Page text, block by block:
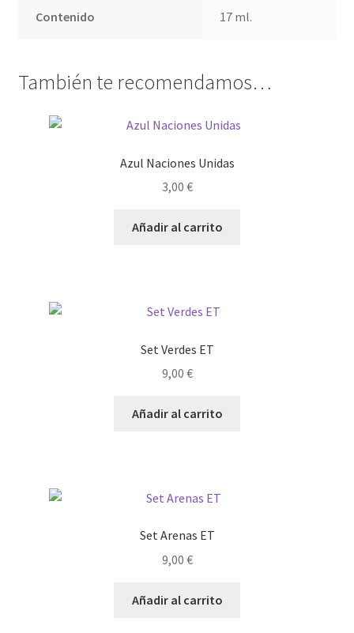
Contenido 17 ml.
También te recomendamos…
Azul Naciones Unidas
3,00 €
Añadir al carrito
Set Verdes ET
9,00 €
Añadir al carrito
Set Arenas ET
9,00 €
Añadir al carrito